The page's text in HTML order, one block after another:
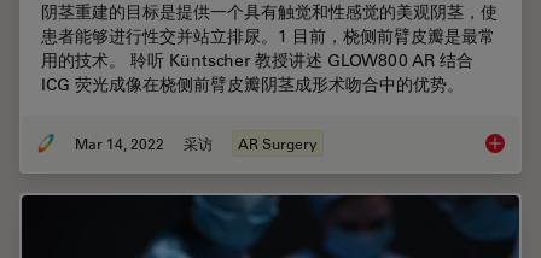
阴茎重建的目标是提供一个具有触觉和性感觉的美观阴茎，使
患者能够进行性交并站立排尿。1 目前，桡侧前臂皮瓣是最常
用的技术。 聆听 Küntscher 教授讲述 GLOW800 AR 结合
ICG 荧光成像在桡侧前臂皮瓣阴茎成形术吻合中的优势。
Mar 14, 2022 采访 AR Surgery 增强现